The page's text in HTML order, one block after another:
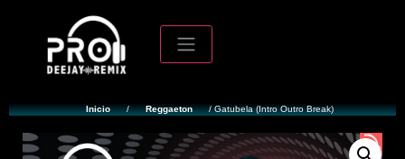
Inicio / Reggaeton / Gatubela (Intro Outro Break)